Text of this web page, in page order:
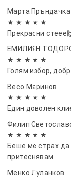
Марта Пръндачка
★ ★ ★ ★ ★
Прекрасни
ЕМИЛИЯН
★ ★ ★ ★ ★
Голям избор,
Весо Маринов
★ ★ ★ ★ ★
Един доволен
Филип
★ ★ ★ ★ ★
Беше ме страх
притеснявам.
Менко Луланков